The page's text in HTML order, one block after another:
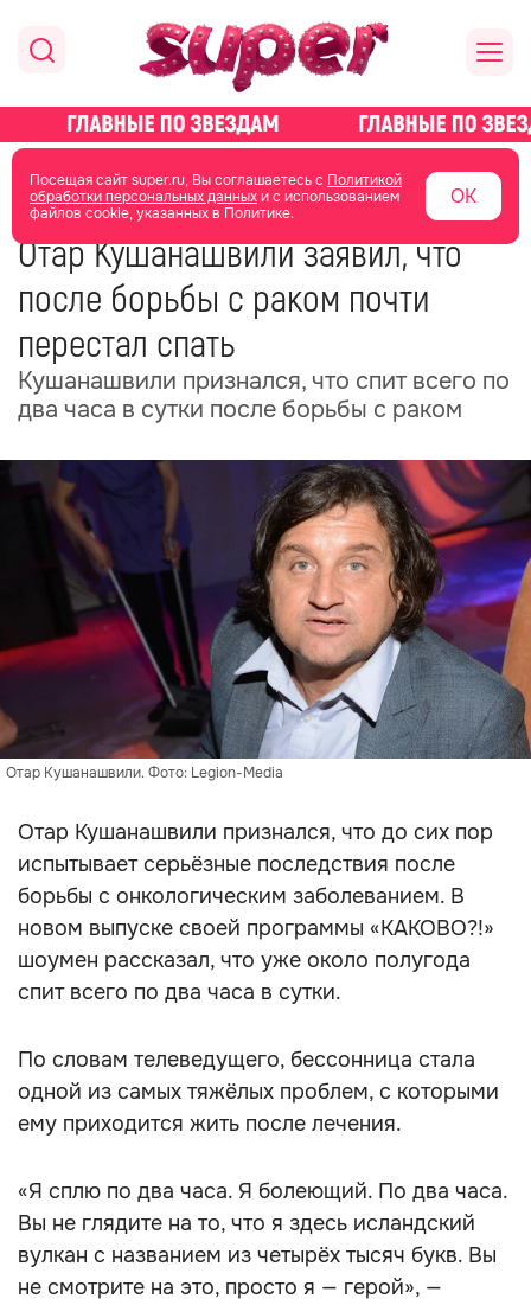
Посещая сайт super.ru, Вы соглашаетесь с Политикой
обработки персональных данныхи с использованием
файлов cookie, указанных в Политике.
ОК
главная новости о звездах новости
08 июля 04:52
Отар Кушанашвили заявил, что
после борьбы с раком почти
перестал спать
Кушанашвили признался, что спит всего по
два часа в сутки после борьбы с раком
Отар Кушанашвили. Фото: Legion-Media
Отар Кушанашвили признался, что до сих пор
испытывает серьёзные последствия после
борьбы с онкологическим заболеванием. В
новом выпуске своей программы «КАКОВО?!»
шоумен рассказал, что уже около полугода
спит всего по два часа в сутки.
По словам телеведущего, бессонница стала
одной из самых тяжёлых проблем, с которыми
ему приходится жить после лечения.
«Я сплю по два часа. Я болеющий. По два часа.
Вы не глядите на то, что я здесь исландский
вулкан с названием из четырёх тысяч букв. Вы
не смотрите на это, просто я — герой», —